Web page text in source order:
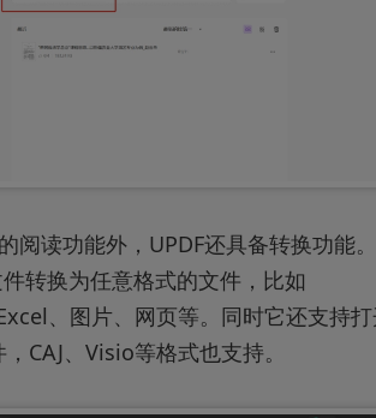
阅读功能外，UPDF还具备转换功能。
转换为任意格式的文件，比如
、图片、网页等。同时它还支持
CAJ、Visio等格式也支持。